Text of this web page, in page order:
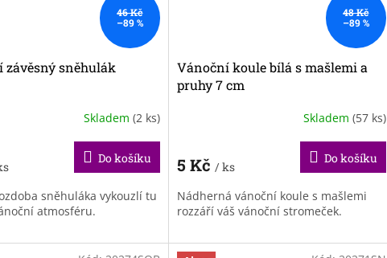
46 Kč
–89 %
závěsný sněhulák
Skladem (2 ks)
Do košíku
sněhuláka vykouzlí tu
atmosféru.
48 Kč
–89 %
Vánoční koule bílá s mašlemi a
pruhy 7 cm
Skladem (57 ks)
5 Kč / ks
Do košíku
Nádherná vánoční koule s mašlemi
rozzáří váš vánoční stromeček.